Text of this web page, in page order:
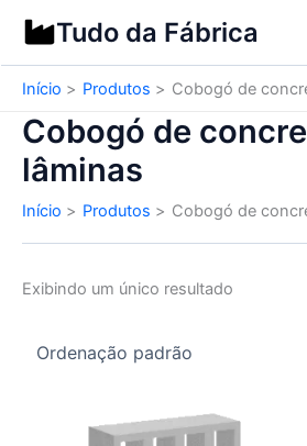
para
o
conteúdo
Tudo da Fábrica
Início Produtos Cobogó de
Cobogó de
lâminas
Início Produtos Cobogó de
Exibindo um único resultado